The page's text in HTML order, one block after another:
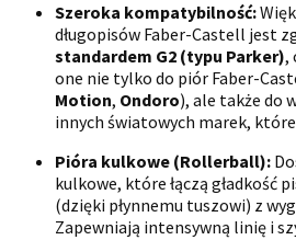
Szeroka kompatybilność:
długopisów Faber-Castell jest
standardem G2 (typu Parker),
one nie tylko do piór Faber-
Motion, Ondoro), ale także do
innych światowych marek,
Pióra kulkowe (Rollerball):
kulkowe, które łączą gładkość
(dzięki płynnemu tuszowi) z
Zapewniają intensywną linię i